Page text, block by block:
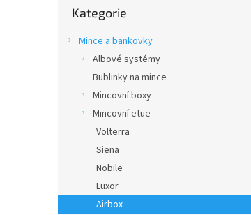
kategorie
Kategorie
Mince a bankovky
Albové systémy
Bublinky na mince
Mincovní boxy
Mincovní etue
Volterra
Siena
Nobile
Luxor
Airbox